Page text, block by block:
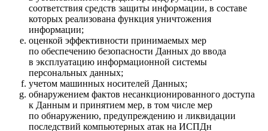
соответствия средств защиты информации, в составе
которых реализована функция уничтожения
информации;
оценкой эффективности принимаемых мер
по обеспечению безопасности Данных до ввода
в эксплуатацию информационной системы
персональных данных;
учетом машинных носителей Данных;
обнаружением фактов несанкционированного доступа
к Данным и принятием мер, в том числе мер
по обнаружению, предупреждению и ликвидации
последствий компьютерных атак на ИСПДн